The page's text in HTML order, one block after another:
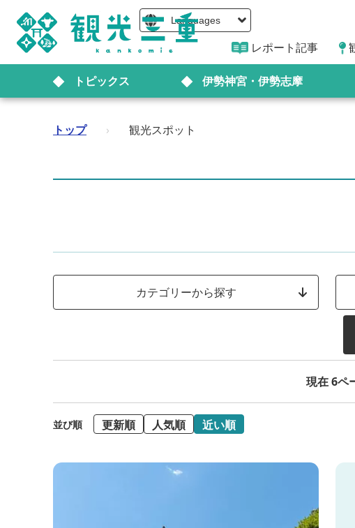
Languages
レポート記事
トピックス 伊勢神宮・伊勢志摩
トップ › 観光スポット
カテゴリーから探す
現在 6ペ
並び順 更新順 人気順 近い順